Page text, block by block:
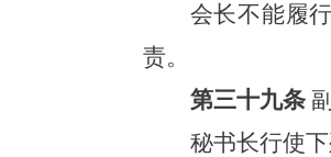
会长不能履
责。
第三十九条
秘书长行使